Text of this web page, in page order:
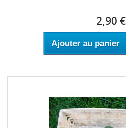
2,90 €
Ajouter au panier